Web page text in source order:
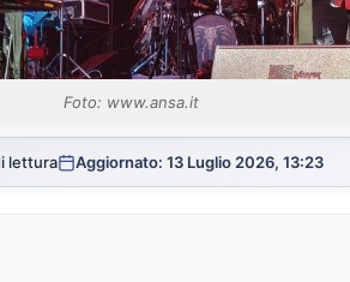
Foto: www.ansa.it
lettura Aggiornato: 13 Luglio 2026, 13:23